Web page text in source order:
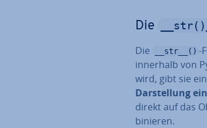
Die
Die __str__() -
innerhalb von
wird, gibt sie
Dar­stel­lung
direkt auf das
bi­nie­ren.